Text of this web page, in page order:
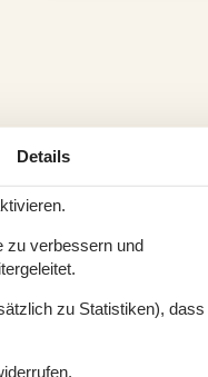
Details
zu verbessern und
zu Statistiken),